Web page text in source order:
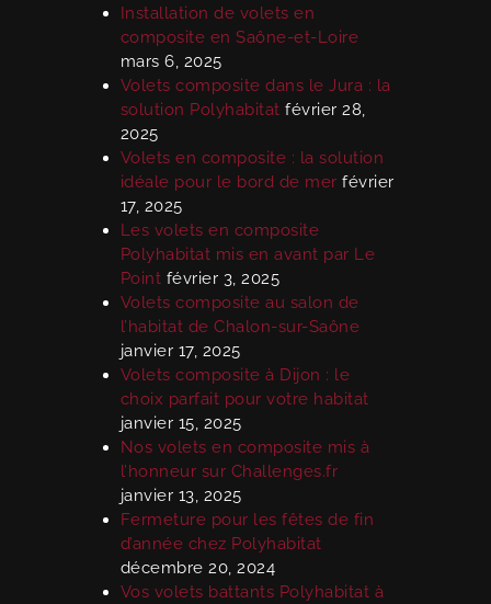
Installation de volets en
composite en Saône-et-Loire
mars 6, 2025
Volets composite dans le Jura : la
solution Polyhabitat février 28,
2025
Volets en composite : la solution
idéale pour le bord de mer février
17, 2025
Les volets en composite
Polyhabitat mis en avant par Le
Point février 3, 2025
Volets composite au salon de
l’habitat de Chalon-sur-Saône
janvier 17, 2025
Volets composite à Dijon : le
choix parfait pour votre habitat
janvier 15, 2025
Nos volets en composite mis à
l’honneur sur Challenges.fr
janvier 13, 2025
Fermeture pour les fêtes de fin
d’année chez Polyhabitat
décembre 20, 2024
Vos volets battants Polyhabitat à